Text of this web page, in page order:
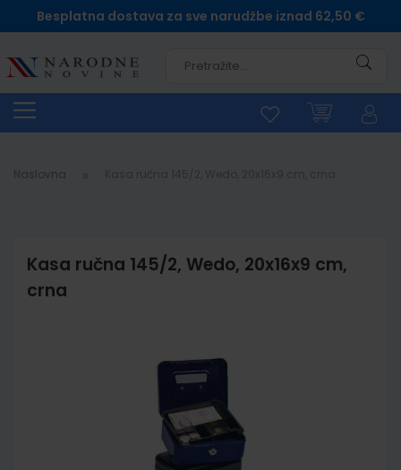
Besplatna dostava za sve narudžbe iznad 62,50 €
Naslovna
Kasa ručna 145/2, Wedo, 20x16x9 cm,
crna